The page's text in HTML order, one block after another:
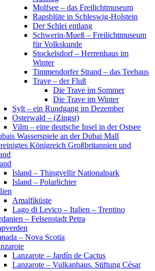
Molfsee – das Freilichtmuseum
Rapsblüte in Schleswig-Holstein
Der Schlei entlang
Schwerin-Mueß – Freilichtmuseum
für Volkskunde
Stockelsdorf – Herrenhaus im
Winter
Timmendorfer Strand – das Teehaus
Trave – der Fluß
Die Trave im Sommer
Die Trave im Winter
Sylt – ein Rundgang im Dezember
Osterwald – (Zingst)
Vilm – eine deutsche Insel in der Ostsee
Wasserspiele an der Dubai Mall
Königreich Großbritannien und
Island – Thingvellir Nationalpark
Island – Polarlichter
Amalfiküste
Lago di Levico – Italien – Trentino
– Felsenstadt Petra
– Nova Scotia
Lanzarote – Jardín de Cactus
Lanzarote – Vulkanhaus. Stiftung César